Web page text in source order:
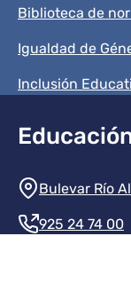
Biblioteca de
Igualdad de
Inclusión
Bulevar Río
925 24 74 00